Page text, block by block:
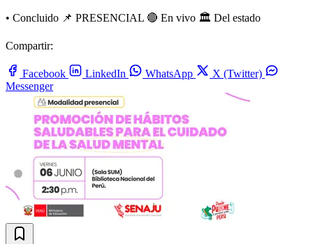
• Concluido 📌 PRESENCIAL 🔴 En vivo 🏛️ Del estado
Compartir:
Facebook LinkedIn WhatsApp
X (Twitter)
Messenger